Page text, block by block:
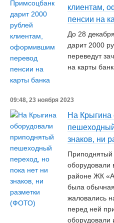
клиентам,
пенсии на
До 28
дарит 2000
переведут
на карты
09:48, 23 ноября 2023
На Крыгина
знаков, ни
оборудовали
районе ЖК
была
жаловались
перед ней
оборудовали